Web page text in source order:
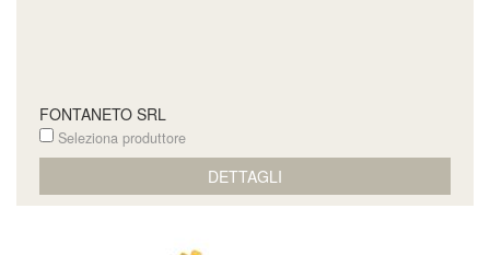
FONTANETO SRL
Seleziona produttore
DETTAGLI